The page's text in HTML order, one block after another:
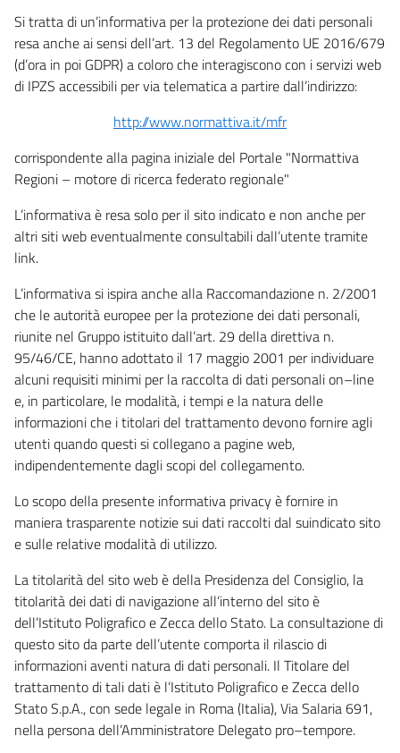
Si tratta di un’informativa per la protezione dei dati personali
resa anche ai sensi dell’art. 13 del Regolamento UE 2016/679
(d’ora in poi GDPR) a coloro che interagiscono con i servizi web
di IPZS accessibili per via telematica a partire dall’indirizzo:
http://www.normattiva.it/mfr
corrispondente alla pagina iniziale del Portale "Normattiva
Regioni – motore di ricerca federato regionale"
L’informativa è resa solo per il sito indicato e non anche per
altri siti web eventualmente consultabili dall’utente tramite
link.
L’informativa si ispira anche alla Raccomandazione n. 2/2001
che le autorità europee per la protezione dei dati personali,
riunite nel Gruppo istituito dall’art. 29 della direttiva n.
95/46/CE, hanno adottato il 17 maggio 2001 per individuare
alcuni requisiti minimi per la raccolta di dati personali on–line
e, in particolare, le modalità, i tempi e la natura delle
informazioni che i titolari del trattamento devono fornire agli
utenti quando questi si collegano a pagine web,
indipendentemente dagli scopi del collegamento.
Lo scopo della presente informativa privacy è fornire in
maniera trasparente notizie sui dati raccolti dal suindicato sito
e sulle relative modalità di utilizzo.
La titolarità del sito web è della Presidenza del Consiglio, la
titolarità dei dati di navigazione all’interno del sito è
dell’Istituto Poligrafico e Zecca dello Stato. La consultazione di
questo sito da parte dell’utente comporta il rilascio di
informazioni aventi natura di dati personali. Il Titolare del
trattamento di tali dati è l’Istituto Poligrafico e Zecca dello
Stato S.p.A., con sede legale in Roma (Italia), Via Salaria 691,
nella persona dell’Amministratore Delegato pro–tempore.